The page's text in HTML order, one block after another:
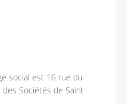
social est 16 rue du
Sociétés de Saint